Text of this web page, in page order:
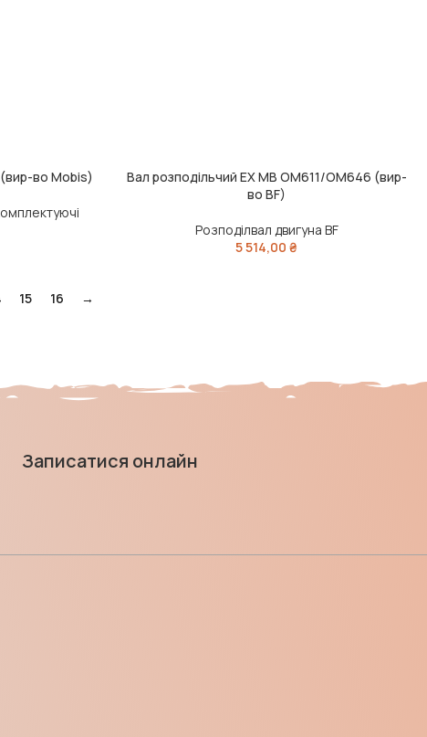
во Mobis) ЧИТАТИ ДАЛІ
Вал розподільчий EX MB OM611/OM646 (вир-
во BF)
Розподілвал двигуна BF
5 514,00₴
15 16 →
Записатися онлайн